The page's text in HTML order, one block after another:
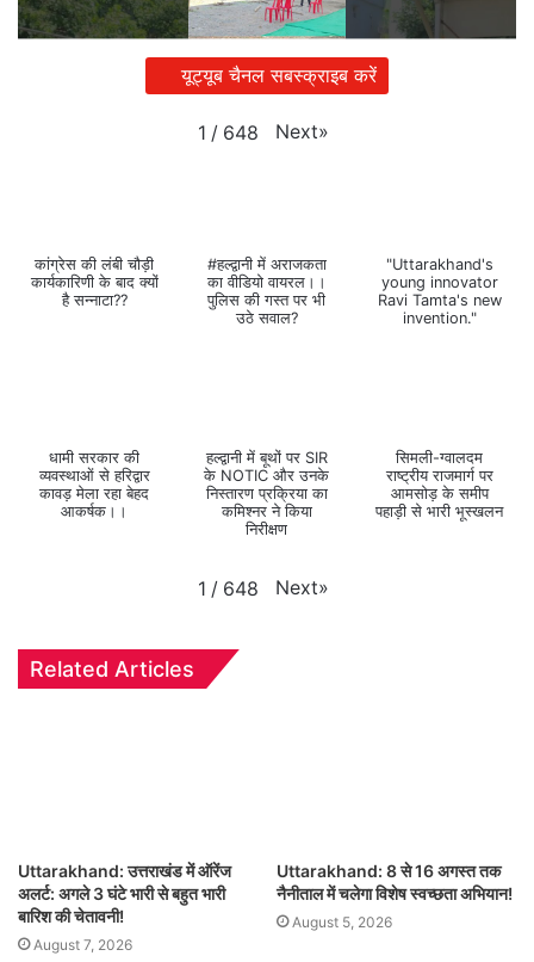
यूट्यूब चैनल सबस्क्राइब करें
1 / 648 Next»
कांग्रेस की लंबी चौड़ी
कार्यकारिणी के बाद क्यों
है सन्नाटा??
#हल्द्वानी में अराजकता
का वीडियो वायरल।।
पुलिस की गस्त पर भी
उठे सवाल?
"Uttarakhand's
young innovator
Ravi Tamta's new
invention."
धामी सरकार की
व्यवस्थाओं से हरिद्वार
कावड़ मेला रहा बेहद
आकर्षक।।
हल्द्वानी में बूथों पर SIR
के NOTIC और उनके
निस्तारण प्रक्रिया का
कमिश्नर ने किया
निरीक्षण
सिमली-ग्वालदम
राष्ट्रीय राजमार्ग पर
आमसोड़ के समीप
पहाड़ी से भारी भूस्खलन
1 / 648 Next»
Related Articles
Uttarakhand: उत्तराखंड में ऑरेंज
अलर्ट: अगले 3 घंटे भारी से बहुत भारी
बारिश की चेतावनी!
August 7, 2026
Uttarakhand: 8 से 16 अगस्त तक
नैनीताल में चलेगा विशेष स्वच्छता अभियान!
August 5, 2026